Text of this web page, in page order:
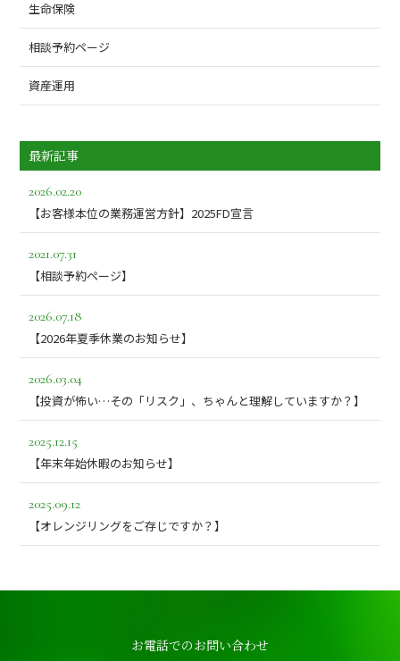
生命保険
相談予約ページ
資産運用
最新記事
2026.02.20
【お客様本位の業務運営方針】2025FD宣言
2021.07.31
【相談予約ページ】
2026.07.18
【2026年夏季休業のお知らせ】
2026.03.04
【投資が怖い…その「リスク」、ちゃんと理解していますか？】
2025.12.15
【年末年始休暇のお知らせ】
2025.09.12
【オレンジリングをご存じですか？】
お電話でのお問い合わせ